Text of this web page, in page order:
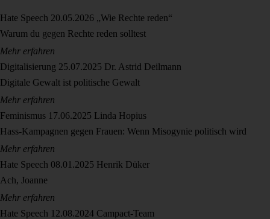
Hate Speech 20.05.2026 „Wie Rechte reden“
Warum du gegen Rechte reden solltest
Mehr erfahren
Digitalisierung 25.07.2025 Dr. Astrid Deilmann
Digitale Gewalt ist politische Gewalt
Mehr erfahren
Feminismus 17.06.2025 Linda Hopius
Hass-Kampagnen gegen Frauen: Wenn Misogynie politisch wird
Mehr erfahren
Hate Speech 08.01.2025 Henrik Düker
Ach, Joanne
Mehr erfahren
Hate Speech 12.08.2024 Campact-Team